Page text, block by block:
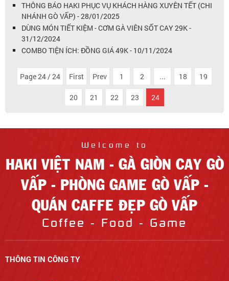
THÔNG BÁO HAKI PHỤC VỤ KHÁCH HÀNG XUYÊN TẾT (CHI
NHÁNH GÒ VẤP) - 28/01/2025
DÙNG MÓN TIẾT KIỆM - CƠM GÀ VIÊN SỐT CAY 29K -
31/12/2024
COMBO TIỆN ÍCH: ĐỒNG GIÁ 49K - 10/11/2024
Page 24 / 24 First Prev 1 2 ... 18 19
20 21 22 23 24
Welcome to
HAKI VIỆT NAM - GÀ GIÒN CAY GÒ
VẤP - PHÒNG GAME GÒ VẤP -
QUÁN CAFFE ĐẸP GÒ VẤP
Coffee - Food - Game
THÔNG TIN CÔNG TY